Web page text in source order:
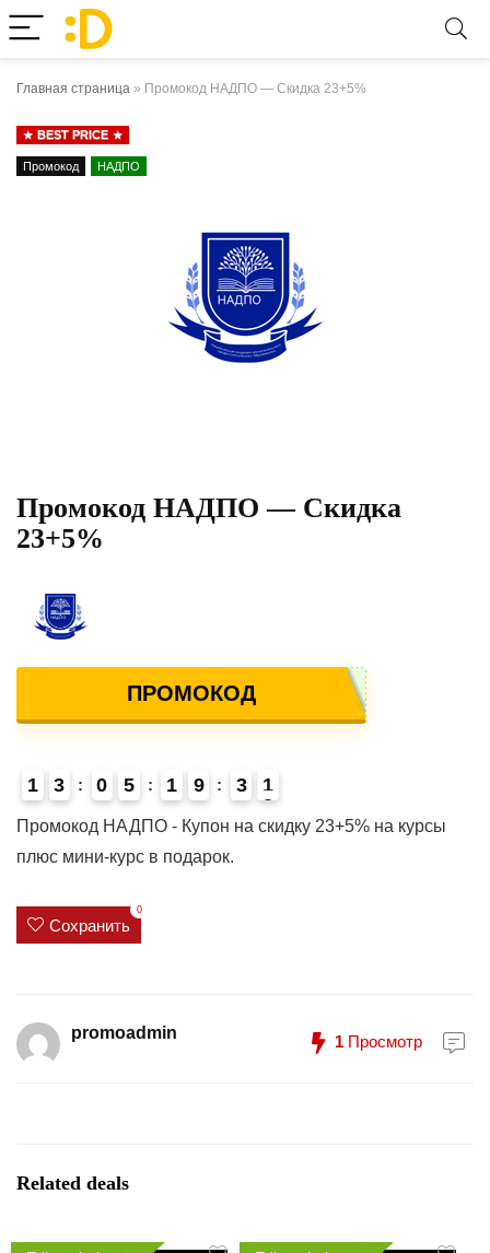
Главная страница » Промокод НАДПО — Скидка 23+5%
BEST PRICE
Промокод НАДПО
Промокод НАДПО — Скидка
23+5%
ПРОМОКОД
1
4
3 0 5 1 9 3 1
Промокод НАДПО - Купон на скидку 23+5% на курсы
плюс мини-курс в подарок.
Сохранить
0
promoadmin 1 Просмотр
Related deals